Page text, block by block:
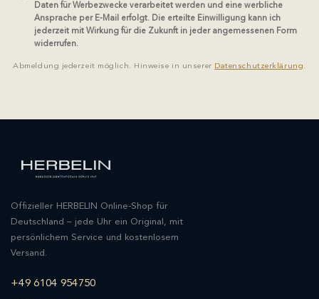
Daten für Werbezwecke verarbeitet werden und eine werbliche
Ansprache per E-Mail erfolgt. Die erteilte Einwilligung kann ich
jederzeit mit Wirkung für die Zukunft in jeder angemessenen Form
widerrufen.
Abmeldung jederzeit möglich. Hinweise in unserer Datenschutzerklärung.
Offizieller HERBELIN Online-Shop für
Deutschland – jede Uhr ein Original, mit
persönlichem Service und kostenlosem
Versand.
+49 6104 954750